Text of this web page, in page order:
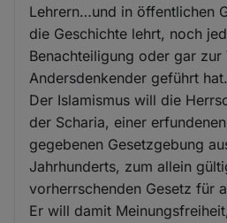
Lehrern…und in öffentlichen
die Geschichte lehrt, noch
Benachteiligung oder gar zur
Andersdenkender geführt hat.
Der Islamismus will die
der Scharia, einer
gegebenen Gesetzgebung
Jahrhunderts, zum allein
vorherrschenden Gesetz für
Er will damit